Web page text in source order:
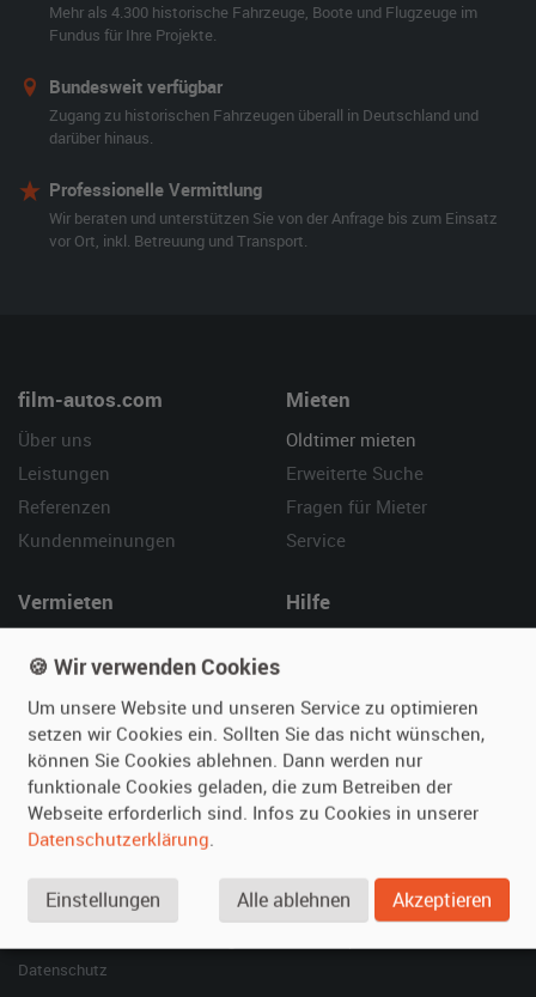
Mehr als 4.300 historische Fahrzeuge, Boote und Flugzeuge im
Fundus für Ihre Projekte.
Bundesweit verfügbar
Zugang zu historischen Fahrzeugen überall in Deutschland und
darüber hinaus.
Professionelle Vermittlung
Wir beraten und unterstützen Sie von der Anfrage bis zum Einsatz
vor Ort, inkl. Betreuung und Transport.
film-autos.com
Über uns
Leistungen
Referenzen
Kundenmeinungen
Mieten
Oldtimer mieten
Erweiterte Suche
Fragen für Mieter
Service
Vermieten
Fotos senden
Fragen für Vermieter
Inserat verwalten
Hilfe
Kontakt
SPECIAL
Berühmte Filmautos –
Datenschutz
🍪 Wir verwenden Cookies
Um unsere Website und unseren Service zu optimieren
setzen wir Cookies ein. Sollten Sie das nicht wünschen,
können Sie Cookies ablehnen. Dann werden nur
funktionale Cookies geladen, die zum Betreiben der
Webseite erforderlich sind. Infos zu Cookies in unserer
Datenschutzerklärung.
Einstellungen Alle ablehnen Akzeptieren